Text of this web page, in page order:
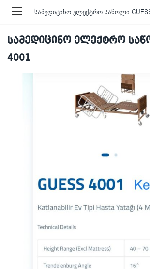
სამედიცინო ელექტრო
4001